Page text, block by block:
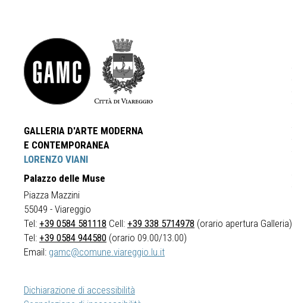
GALLERIA D'ARTE MODERNA
E CONTEMPORANEA
LORENZO VIANI
Palazzo delle Muse
Piazza Mazzini
55049 - Viareggio
Tel: +39 0584 581118 Cell: +39 338 5714978 (orario apertura Galleria)
Tel: +39 0584 944580 (orario 09.00/13.00)
Email: gamc@comune.viareggio.lu.it
Dichiarazione di accessibilità